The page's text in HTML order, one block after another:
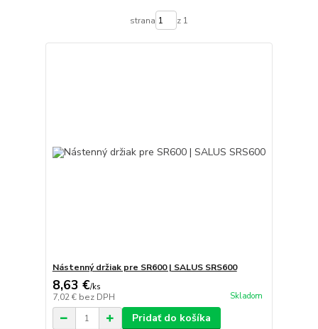
strana z 1
Nástenný držiak pre SR600 | SALUS SRS600
8,63 €/ks
7,02 € bez DPH Skladom
Pridať do košíka